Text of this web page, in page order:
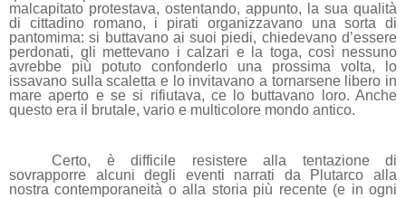
malcapitato protestava, ostentando, appunto, la sua qualità
di cittadino romano, i pirati organizzavano una sorta di
pantomima: si buttavano ai suoi piedi, chiedevano d’essere
perdonati, gli mettevano i calzari e la toga, così nessuno
avrebbe più potuto confonderlo una prossima volta, lo
issavano sulla scaletta e lo invitavano a tornarsene libero in
mare aperto e se si rifiutava, ce lo buttavano loro. Anche
questo era il brutale, vario e multicolore mondo antico.
Certo, è difficile resistere alla tentazione di
sovrapporre alcuni degli eventi narrati da Plutarco alla
nostra contemporaneità o alla storia più recente (e in ogni